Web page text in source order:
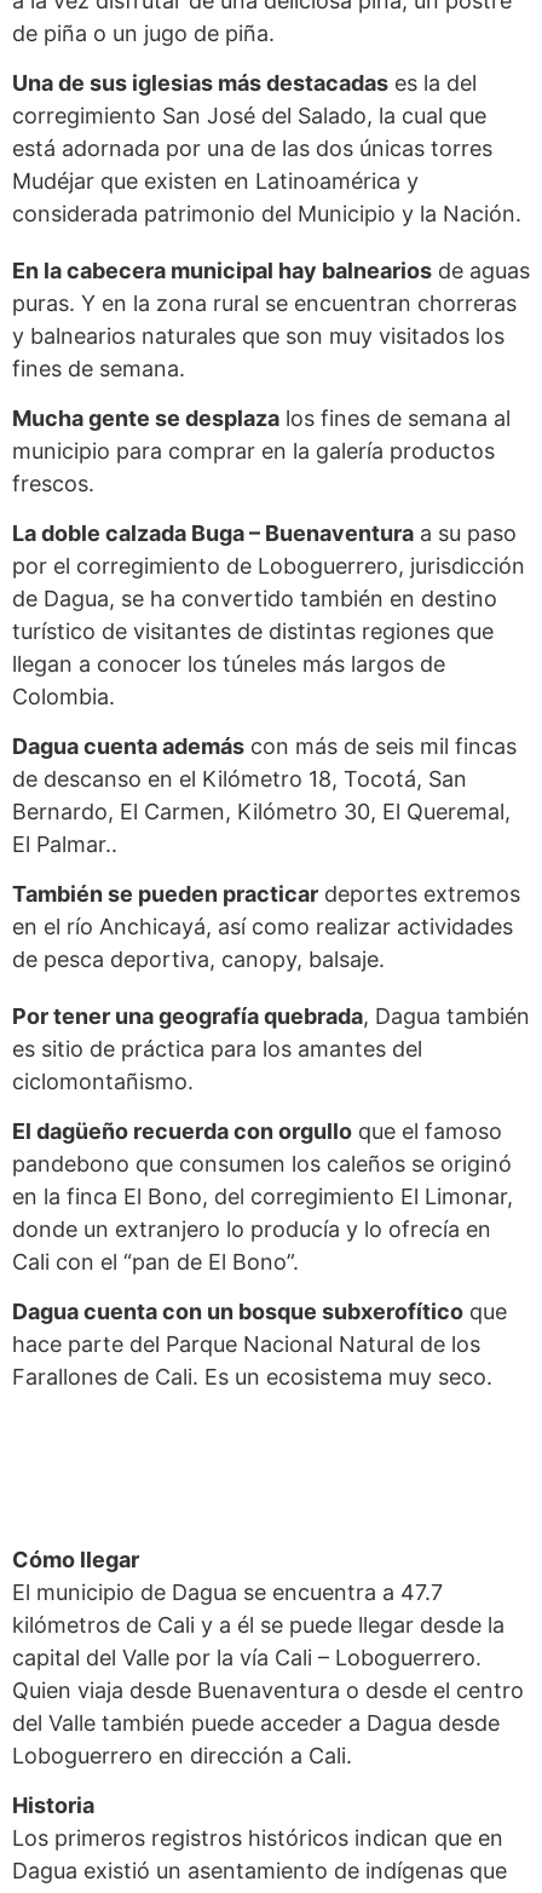
de piña o un jugo de piña.
Una de sus iglesias más destacadas es la del
corregimiento San José del Salado, la cual que
está adornada por una de las dos únicas torres
Mudéjar que existen en Latinoamérica y
considerada patrimonio del Municipio y la Nación.
En la cabecera municipal hay balnearios de aguas
puras. Y en la zona rural se encuentran chorreras
y balnearios naturales que son muy visitados los
fines de semana.
Mucha gente se desplaza los fines de semana al
municipio para comprar en la galería productos
frescos.
La doble calzada Buga – Buenaventura a su paso
por el corregimiento de Loboguerrero, jurisdicción
de Dagua, se ha convertido también en destino
turístico de visitantes de distintas regiones que
llegan a conocer los túneles más largos de
Colombia.
Dagua cuenta además con más de seis mil fincas
de descanso en el Kilómetro 18, Tocotá, San
Bernardo, El Carmen, Kilómetro 30, El Queremal,
El Palmar..
También se pueden practicar deportes extremos
en el río Anchicayá, así como realizar actividades
de pesca deportiva, canopy, balsaje.
Por tener una geografía quebrada, Dagua también
es sitio de práctica para los amantes del
ciclomontañismo.
El dagüeño recuerda con orgullo que el famoso
pandebono que consumen los caleños se originó
en la finca El Bono, del corregimiento El Limonar,
donde un extranjero lo producía y lo ofrecía en
Cali con el “pan de El Bono”.
Dagua cuenta con un bosque subxerofítico que
hace parte del Parque Nacional Natural de los
Farallones de Cali. Es un ecosistema muy seco.
Cómo llegar
El municipio de Dagua se encuentra a 47.7
kilómetros de Cali y a él se puede llegar desde la
capital del Valle por la vía Cali – Loboguerrero.
Quien viaja desde Buenaventura o desde el centro
del Valle también puede acceder a Dagua desde
Loboguerrero en dirección a Cali.
Historia
Los primeros registros históricos indican que en
Dagua existió un asentamiento de indígenas que